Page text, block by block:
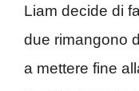
Liam decide di
due rimangono
a mettere fine